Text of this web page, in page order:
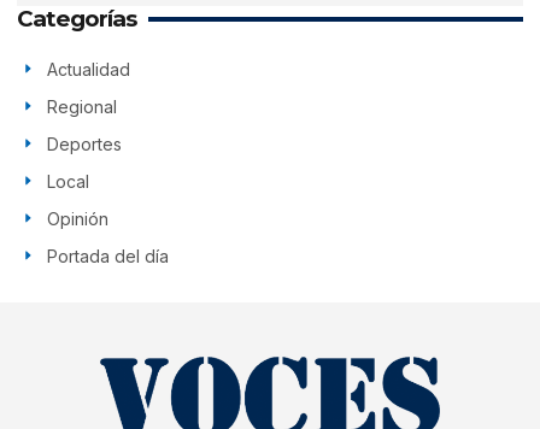
Categorías
Actualidad
Regional
Deportes
Local
Opinión
Portada del día